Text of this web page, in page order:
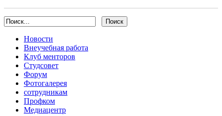
Новости
Внеучебная работа
Клуб менторов
Студсовет
Форум
Фотогалерея
сотрудникам
Профком
Медиацентр